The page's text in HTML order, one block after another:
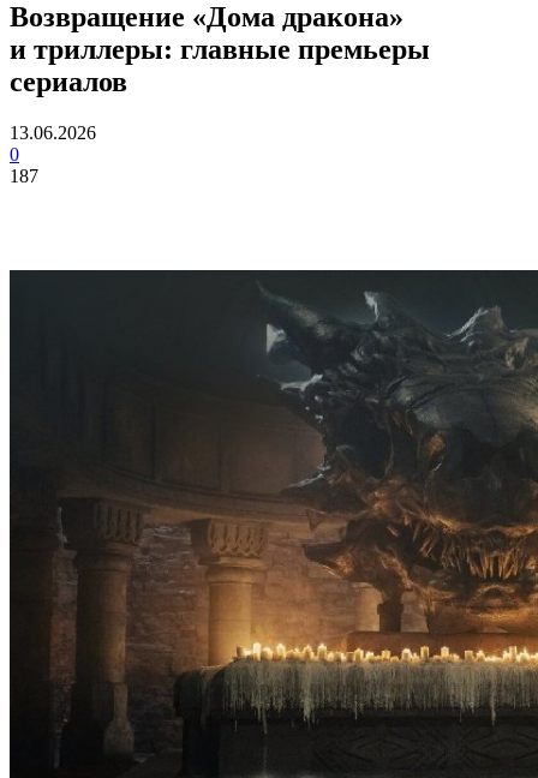
Возвращение «Дома дракона»
и триллеры: главные премьеры
сериалов
13.06.2026
0
187